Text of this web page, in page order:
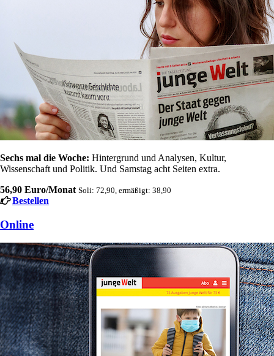
Sechs mal die Woche: Hintergrund und Analysen, Kultur,
Wissenschaft und Politik. Und Samstag acht Seiten extra.
56,90 Euro/Monat Soli: 72,90, ermäßigt: 38,90
Bestellen
Online